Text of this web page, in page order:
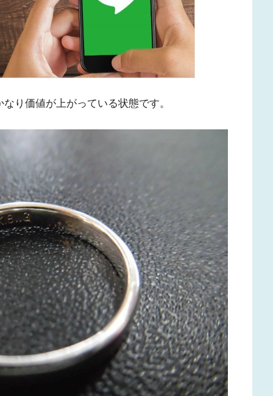
り価値が上がっている状態です。